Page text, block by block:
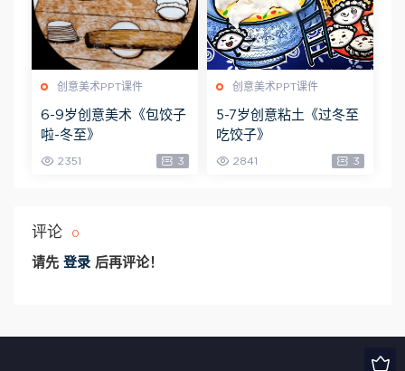
创意美术PPT课件
6-9岁创意美术《包饺子
啦-冬至》
2351 3
创意美术PPT课件
5-7岁创意粘土《过冬至
吃饺子》
2841 3
评论 0
请先 登录 后再评论！